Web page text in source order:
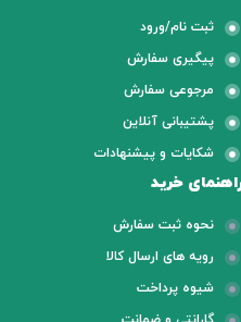
خرید
ثبت نام/ورود
پیگیری سفارش
مرجوعی سفارش
پشتیبانی آنلاین
شکایات و پیشنهادات
نحوه ثبت سفارش
رویه های ارسال کالا
شیوه پرداخت